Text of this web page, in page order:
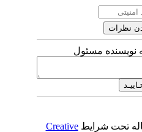
نویسنده مسئول
تحت شرایطCreative